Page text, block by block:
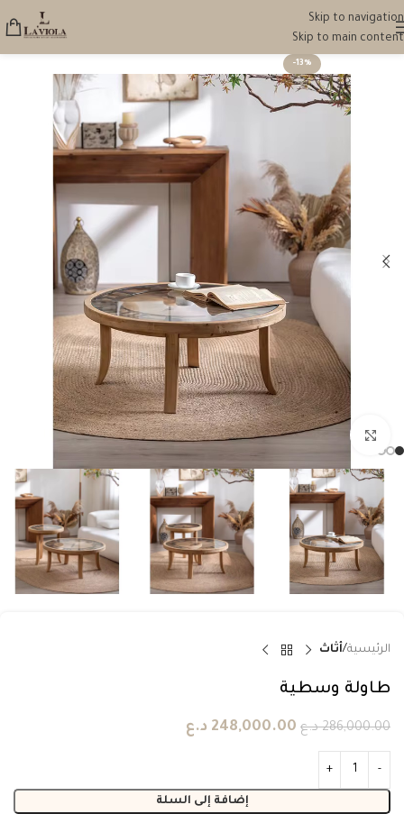
Skip to navigation
Skip to main content
-13%
انقر للتكبير
الرئيسية أثاث
طاولة وسطية
286,000.00 د.ع 248,000.00 د.ع
إضافة إلى السلة